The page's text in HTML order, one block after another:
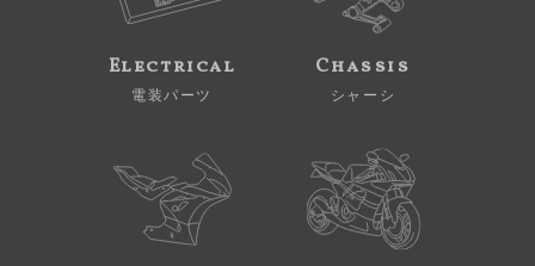
Electrical
電装パーツ
Chassis
シャーシ